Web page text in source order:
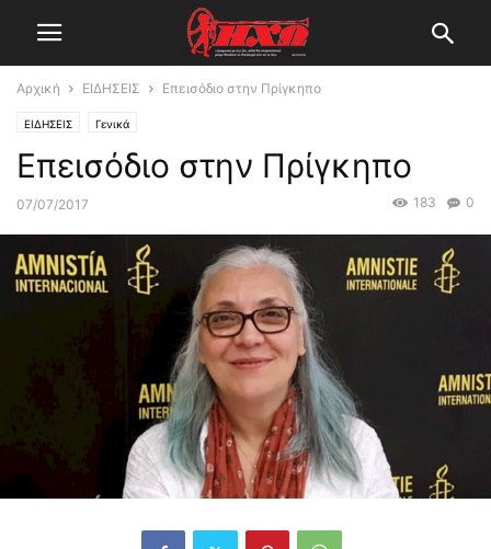
Αρχική ΕΙΔΗΣΕΙΣ Επεισόδιο στην Πρίγκηπο
ΕΙΔΗΣΕΙΣ Γενικά
Επεισόδιο στην Πρίγκηπο
07/07/2017 0
183